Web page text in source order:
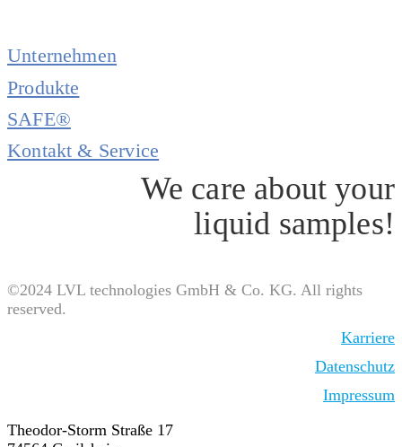
Unternehmen
Produkte
SAFE®
Kontakt & Service
We care about your
liquid samples!
©2024 LVL technologies GmbH & Co. KG. All rights
reserved.
Karriere
Datenschutz
Impressum
Theodor-Storm Straße 17